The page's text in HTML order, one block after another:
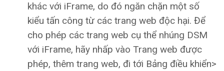
khác với iFrame, do đó ngăn chặn một số
kiểu tấn công từ các trang web độc hại. Để
cho phép các trang web cụ thể nhúng DSM
với iFrame, hãy nhấp vào Trang web được
phép, thêm trang web, đi tới Bảng điều khiển>